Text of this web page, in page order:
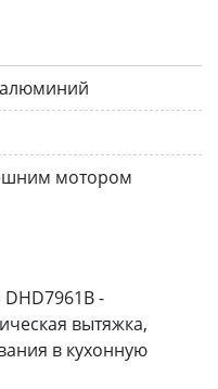
алюминий
мотором
-
вытяжка,
в кухонную